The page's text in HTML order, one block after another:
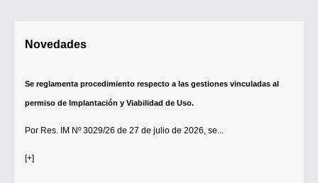
Novedades
Se reglamenta procedimiento respecto a las gestiones vinculadas al
permiso de Implantación y Viabilidad de Uso.
Por Res. IM Nº 3029/26 de 27 de julio de 2026, se...
[+]